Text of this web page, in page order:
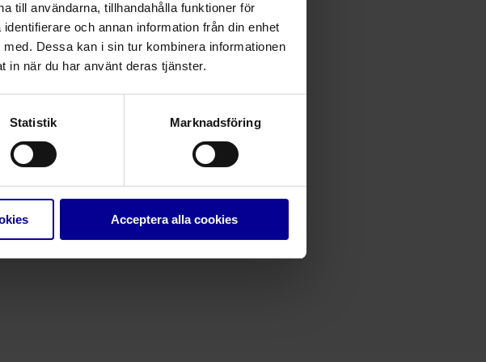
till användarna, tillhandahålla funktioner för
och annan information från din enhet
Dessa kan i sin tur kombinera informationen
in när du har använt deras tjänster.
Statistik Marknadsföring
Acceptera alla cookies
inför eventet.